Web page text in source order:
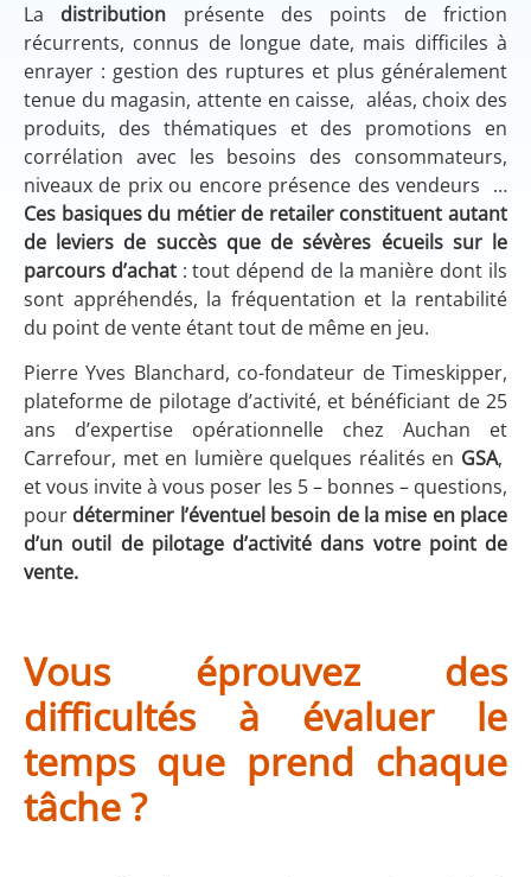
La distribution présente des points de friction
récurrents, connus de longue date, mais difficiles à
enrayer : gestion des ruptures et plus généralement
tenue du magasin, attente en caisse, aléas, choix des
produits, des thématiques et des promotions en
corrélation avec les besoins des consommateurs,
niveaux de prix ou encore présence des vendeurs …
Ces basiques du métier de retailer constituent autant
de leviers de succès que de sévères écueils sur le
parcours d’achat : tout dépend de la manière dont ils
sont appréhendés, la fréquentation et la rentabilité
du point de vente étant tout de même en jeu.
Pierre Yves Blanchard, co-fondateur de Timeskipper,
plateforme de pilotage d’activité, et bénéficiant de 25
ans d’expertise opérationnelle chez Auchan et
Carrefour, met en lumière quelques réalités en GSA,
et vous invite à vous poser les 5 – bonnes – questions,
pour déterminer l’éventuel besoin de la mise en place
d’un outil de pilotage d’activité dans votre point de
vente.
Vous éprouvez des
difficultés à évaluer le
temps que prend chaque
tâche ?